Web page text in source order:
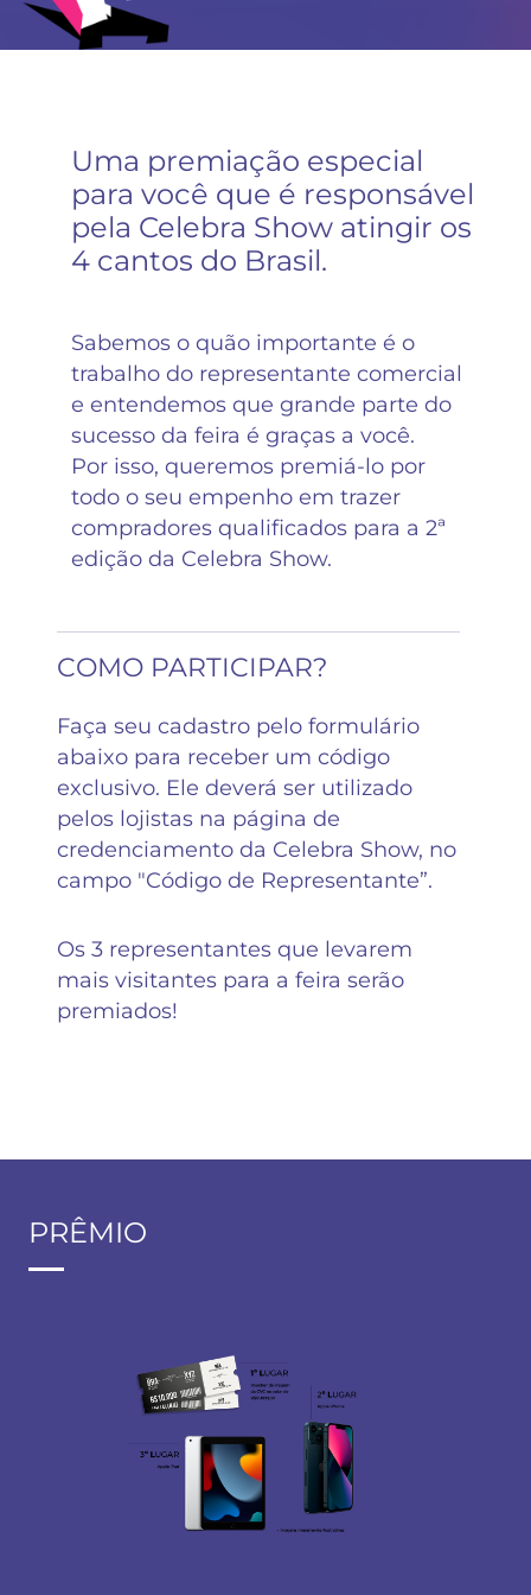
Uma premiação especial
para você que é responsável
pela Celebra Show atingir os
4 cantos do Brasil.
Sabemos o quão importante é o
trabalho do representante comercial
e entendemos que grande parte do
sucesso da feira é graças a você.
Por isso, queremos premiá-lo por
todo o seu empenho em trazer
compradores qualificados para a 2ª
edição da Celebra Show.
COMO PARTICIPAR?
Faça seu cadastro pelo formulário
abaixo para receber um código
exclusivo. Ele deverá ser utilizado
pelos lojistas na página de
credenciamento da Celebra Show, no
campo "Código de Representante”.
Os 3 representantes que levarem
mais visitantes para a feira serão
premiados!
PRÊMIO